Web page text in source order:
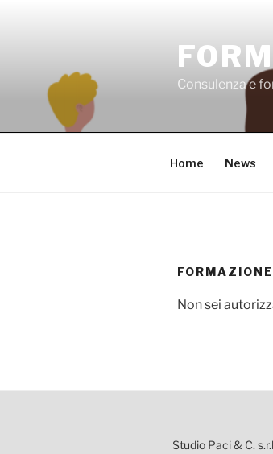
Consulenza e
Home News
FORMAZIONE
Non sei
Studio Paci & C.